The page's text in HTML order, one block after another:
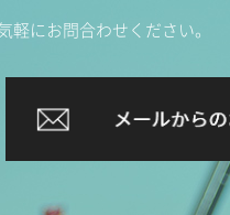
にお問合わせください。